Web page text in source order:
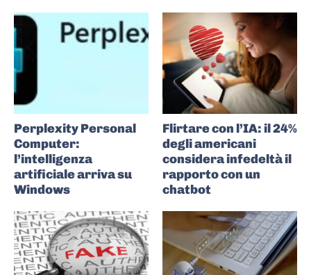
Perplexity Personal
Computer:
l’intelligenza
artificiale arriva su
Windows
Flirtare con l’IA: il 24%
degli americani
considera infedeltà il
rapporto con un
chatbot